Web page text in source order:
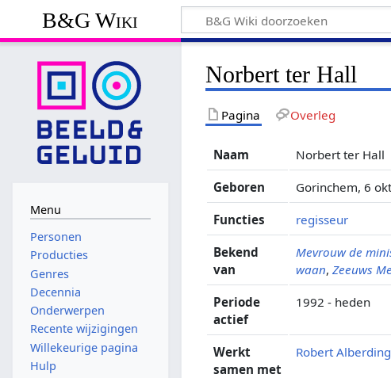
B&G Wiki
Norbert ter Hall
Pagina Overleg
Naam Norbert ter Hall
Geboren Gorinchem, 6
Functies regisseur
Bekend
van
Mevrouw de
waan,Zeeuws
Periode
actief
1992 - heden
Werkt
samen met
Robert
Menu
Personen
Producties
Genres
Decennia
Onderwerpen
Recente wijzigingen
Willekeurige pagina
Hulp